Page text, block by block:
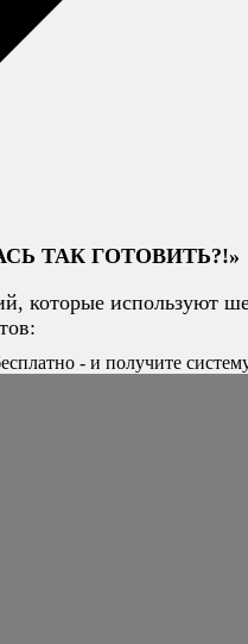
Ответить
и сочным, особого
или варкой
запекания и
комментарий
ТАК ГОТОВИТЬ?!»
которые используют
- и получите